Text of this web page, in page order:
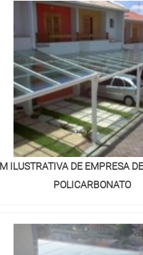
ILUSTRATIVA DE EMPRESA
POLICARBONATO